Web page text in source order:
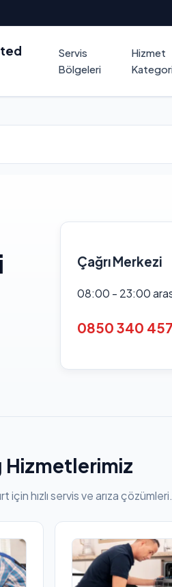
Servis
Bölgeleri
Hizmet
Çağrı Merkezi
08:00 - 23:00
0850 340
Hizmetlerimiz
için hızlı servis ve arıza çözümleri.